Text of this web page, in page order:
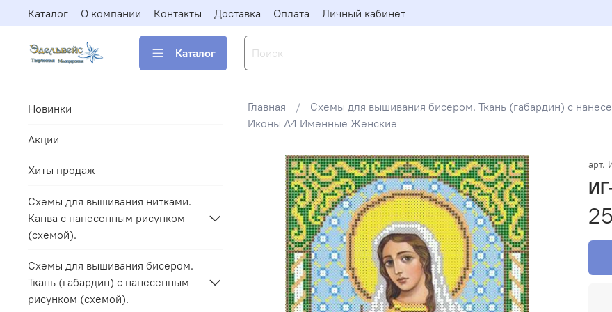
Каталог О компании Контакты Доставка Оплата Личный кабинет
Каталог
Главная
Схемы для вышивания бисером. Ткань (габардин) с
Иконы А4 Именные Женские
арт.
Новинки
Акции
Хиты продаж
Схемы для вышивания нитками.
Канва с нанесенным рисунком
(схемой).
Схемы для вышивания бисером.
Ткань (габардин) с нанесенным
рисунком (схемой).